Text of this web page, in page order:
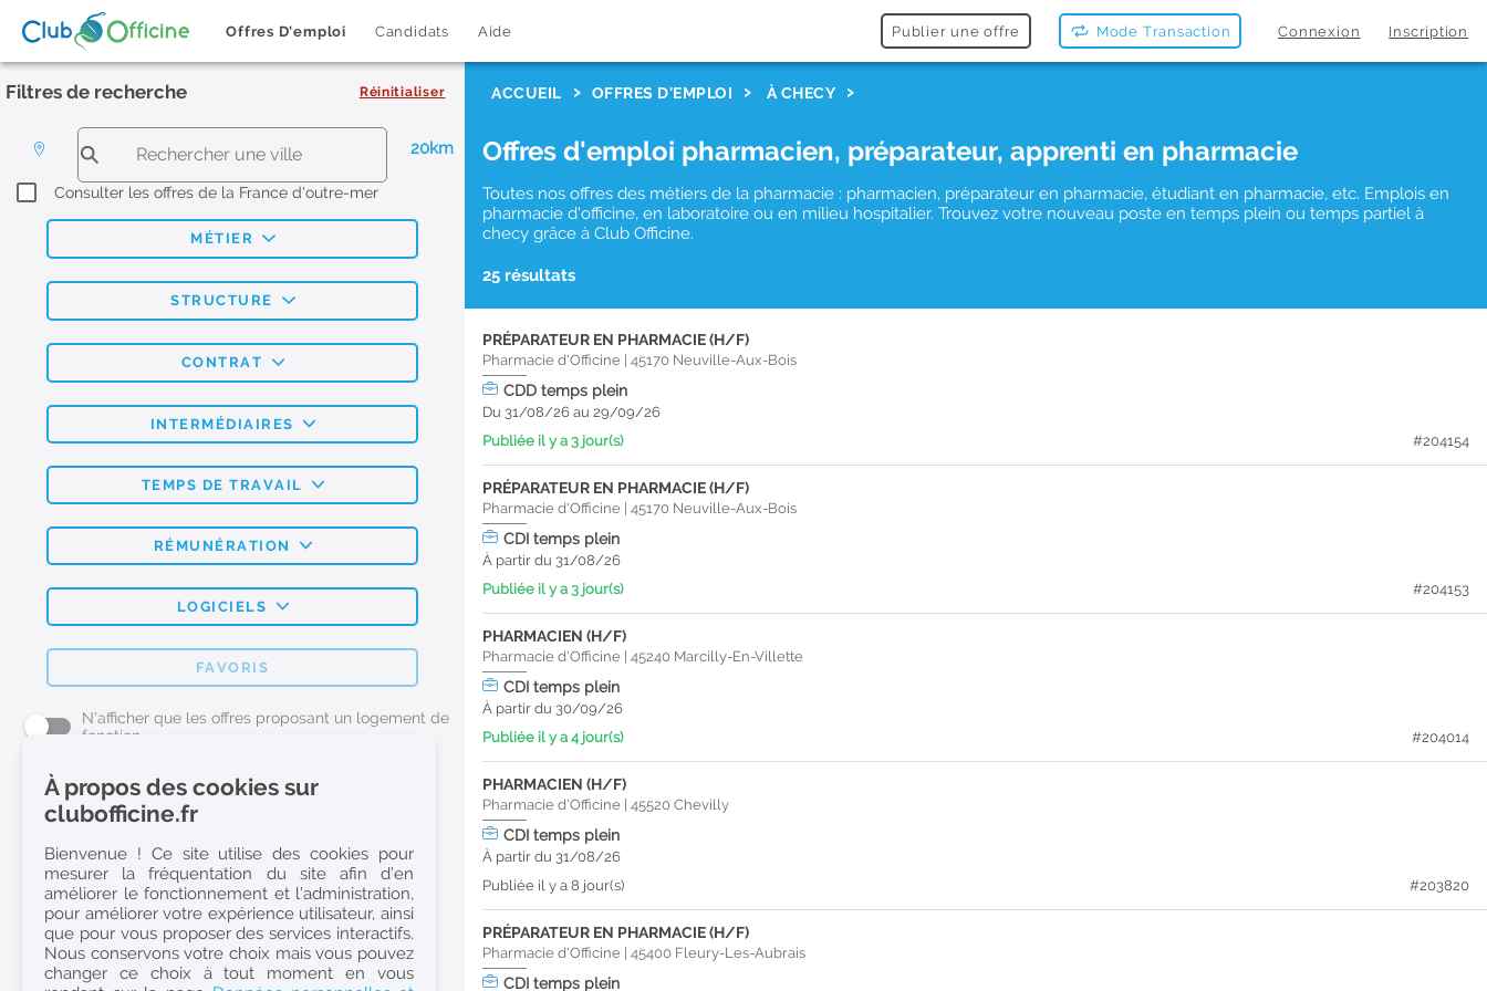
Offres D'emploi Candidats Aide Publier une offre Mode Transaction Connexion Inscription
Filtres de recherche Réinitialiser
20km
Consulter les offres de la France d'outre-mer
MÉTIER
STRUCTURE
CONTRAT
INTERMÉDIAIRES
TEMPS DE TRAVAIL
RÉMUNÉRATION
LOGICIELS
FAVORIS
N'afficher que les offres proposant un logement de
fonction
L'emploi Pharmacie par métier
Pharmacien (H/F)
Préparateur en Pharmacie (H/F)
Etudiant en Pharmacie (H/F)
Etudiant en Pharmacie 6e année validée (H/F)
Conseiller Dermo Cosmetique - Esthéticienne (H/F)
ACCUEIL OFFRES D'EMPLOI À CHECY
Offres d'emploi pharmacien, préparateur, apprenti en pharmacie
Toutes nos offres des métiers de la pharmacie : pharmacien, préparateur en pharmacie, étudiant en pharmacie, etc. Emplois en
pharmacie d'officine, en laboratoire ou en milieu hospitalier. Trouvez votre nouveau poste en temps plein ou temps partiel à
checy grâce à Club Officine.
25 résultats
PRÉPARATEUR EN PHARMACIE (H/F)
Pharmacie d'Officine |45170 Neuville-Aux-Bois
CDDtemps plein
Du 31/08/26 au 29/09/26
Publiée il y a 3 jour(s)
#204154
PRÉPARATEUR EN PHARMACIE (H/F)
Pharmacie d'Officine |45170 Neuville-Aux-Bois
CDItemps plein
À partir du 31/08/26
Publiée il y a 3 jour(s)
#204153
PHARMACIEN (H/F)
Pharmacie d'Officine |45240 Marcilly-En-Villette
CDItemps plein
À partir du 30/09/26
Publiée il y a 4 jour(s)
#204014
PHARMACIEN (H/F)
Pharmacie d'Officine |45520Chevilly
CDItemps plein
À partir du 31/08/26
Publiée il y a 8 jour(s)
#203820
PRÉPARATEUR EN PHARMACIE (H/F)
Pharmacie d'Officine |45400 Fleury-Les-Aubrais
CDItemps plein
À propos des cookies sur
clubofficine.fr
Bienvenue ! Ce site utilise des cookies pour
mesurer la fréquentation du site afin d’en
améliorer le fonctionnement et l’administration,
pour améliorer votre expérience utilisateur, ainsi
que pour vous proposer des services interactifs.
Nous conservons votre choix mais vous pouvez
changer ce choix à tout moment en vous